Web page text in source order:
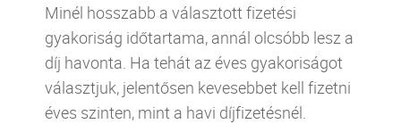
Minél hosszabb a választott fizetési
gyakoriság időtartama, annál olcsóbb lesz a
díj havonta. Ha tehát az éves gyakoriságot
választjuk, jelentősen kevesebbet kell fizetni
éves szinten, mint a havi díjfizetésnél.